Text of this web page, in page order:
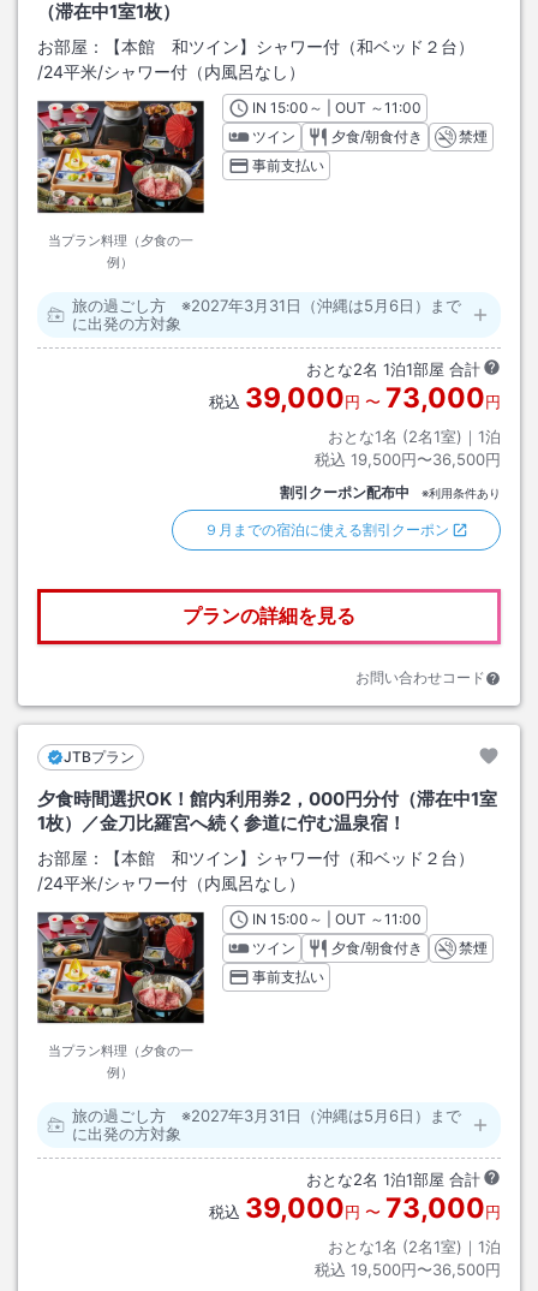
（滞在中1室1枚）
お部屋：
【本館 和ツイン】シャワー付（和ベッド２台）
/24平米/シャワー付（内風呂なし）
当プラン料理（夕食の一
例）
INチェックイン
15:00 ～ | OUT チェックアウト
～11:00
ツイン
夕食/朝食付き
禁煙
事前支払い
旅の過ごし方 ※2027年3月31日（沖縄は5月6日）まで
に出発の方対象
おとな2名 1泊1部屋 合計
税込 39,000円 〜 73,000円
おとな1名 (2名1室)｜ 1泊
税込 19,500円〜36,500円
割引クーポン配布中 ※利用条件あり
９月までの宿泊に使える割引クーポン
プランの詳細を見る
お問い合わせコード
JTBプラン
夕食時間選択OK！館内利用券2，000円分付（滞在中1室
1枚）／金刀比羅宮へ続く参道に佇む温泉宿！
お部屋：
【本館 和ツイン】シャワー付（和ベッド２台）
/24平米/シャワー付（内風呂なし）
当プラン料理（夕食の一
例）
INチェックイン
15:00 ～ | OUT チェックアウト
～11:00
ツイン
夕食/朝食付き
禁煙
事前支払い
旅の過ごし方 ※2027年3月31日（沖縄は5月6日）まで
に出発の方対象
おとな2名 1泊1部屋 合計
税込 39,000円 〜 73,000円
おとな1名 (2名1室)｜ 1泊
税込 19,500円〜36,500円